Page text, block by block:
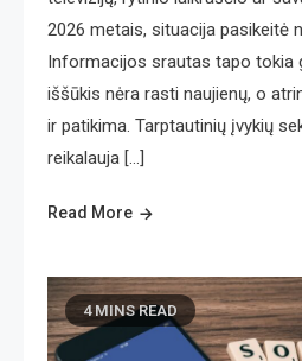
2026 metais, situacija pasikeitė
Informacijos srautas tapo tokia
iššūkis nėra rasti naujienų, o
ir patikima. Tarptautinių įvykių
reikalauja […]
Read More
4 MINS READ